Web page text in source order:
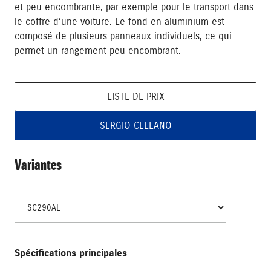
et peu encombrante, par exemple pour le transport dans
le coffre d‘une voiture. Le fond en aluminium est
composé de plusieurs panneaux individuels, ce qui
permet un rangement peu encombrant.
LISTE DE PRIX
SERGIO CELLANO
Variantes
Spécifications principales